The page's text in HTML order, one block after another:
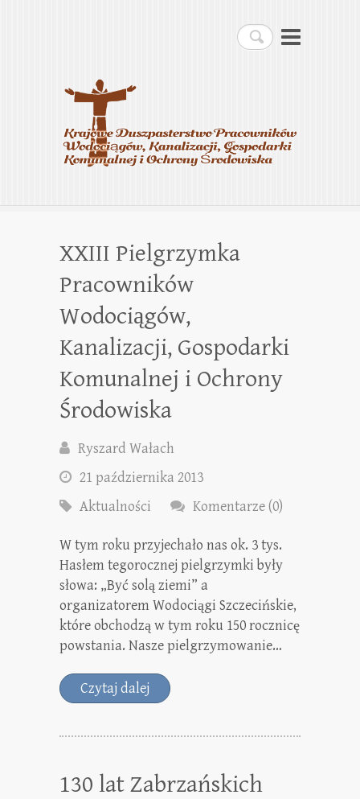
Szukaj
Krajowe Duszpasterstwo
Pracowników
Wodociągów, Kanalizacji,
Gospodarki Komunalnej i
Ochrony Środowiska
XXIII Pielgrzymka
Pracowników
Wodociągów,
Kanalizacji, Gospodarki
Komunalnej i Ochrony
Środowiska
Ryszard Wałach
21 października 2013
Aktualności
Komentarze (0)
W tym roku przyjechało nas ok. 3 tys.
Hasłem tegorocznej pielgrzymki były
słowa: „Być solą ziemi” a
organizatorem Wodociągi Szczecińskie,
które obchodzą w tym roku 150 rocznicę
powstania. Nasze pielgrzymowanie…
Czytaj dalej
130 lat Zabrzańskich